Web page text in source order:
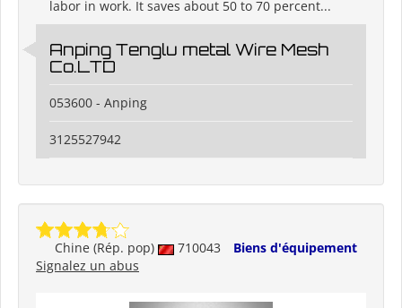
labor in work. It saves about 50 to 70 percent...
Anping Tenglu metal Wire Mesh
Co.LTD
053600 - Anping
3125527942
Chine (Rép. pop) 710043
Biens d'équipement
Signalez un abus